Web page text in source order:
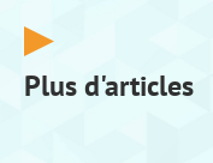
Plus d'articles